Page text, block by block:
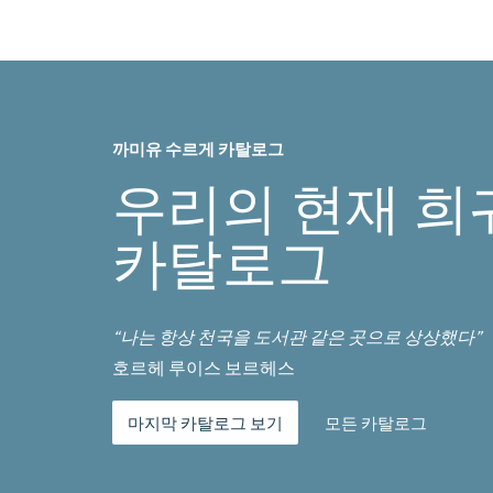
까미유 수르게 카탈로그
우리의 현재 희
카탈로그
“나는 항상 천국을 도서관 같은 곳으로 상상했다”
호르헤 루이스 보르헤스
마지막 카탈로그 보기 모든 카탈로그